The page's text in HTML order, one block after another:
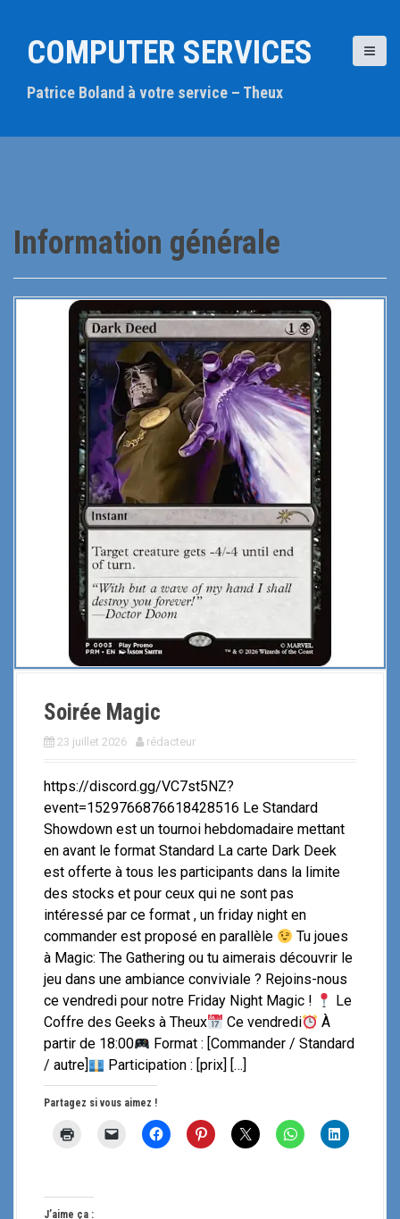
u
COMPUTER SERVICES
Patrice Boland à votre service – Theux
Information générale
Soirée Magic
23 juillet 2026 rédacteur
https://discord.gg/VC7st5NZ?
event=1529766876618428516 Le Standard
Showdown est un tournoi hebdomadaire mettant
en avant le format Standard La carte Dark Deek
est offerte à tous les participants dans la limite
des stocks et pour ceux qui ne sont pas
intéressé par ce format , un friday night en
commander est proposé en parallèle
Tu joues
à Magic: The Gathering ou tu aimerais découvrir le
jeu dans une ambiance conviviale ? Rejoins-nous
ce vendredi pour notre Friday Night Magic !
Le
Coffre des Geeks à Theux
Ce vendredi
À
partir de 18:00
Format : [Commander / Standard
/ autre]
Participation : [prix] […]
Partagez si vous aimez !
J’aime ça :